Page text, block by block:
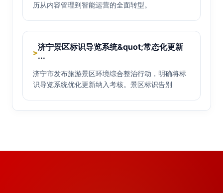
历从内容管理到智能运营的全面转型。
>
济宁景区标识导览系统&quot;常态化更新
···
济宁市发布旅游景区环境综合整治行动，明确将标
识导览系统优化更新纳入考核。景区标识告别